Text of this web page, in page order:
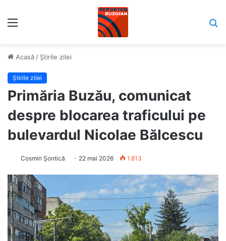
Acasă / Știrile zilei
Știrile zilei
Primăria Buzău, comunicat
despre blocarea traficului pe
bulevardul Nicolae Bălcescu
Cosmin Șontică 22 mai 2026 1.813